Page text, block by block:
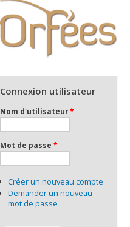
Connexion utilisateur
Nom d'utilisateur*
Mot de passe *
Créer un nouveau compte
Demander un nouveau
mot de passe